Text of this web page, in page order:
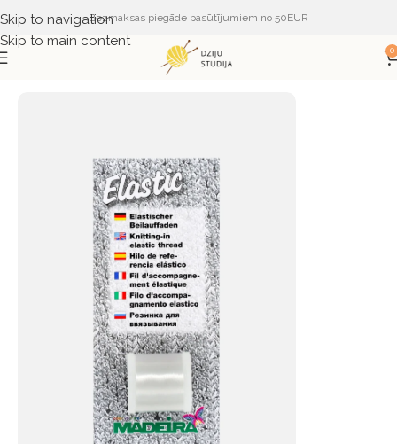
Skip to navigation
Skip to main content
Bezmaksas piegāde pasūtījumiem no 50EUR
0